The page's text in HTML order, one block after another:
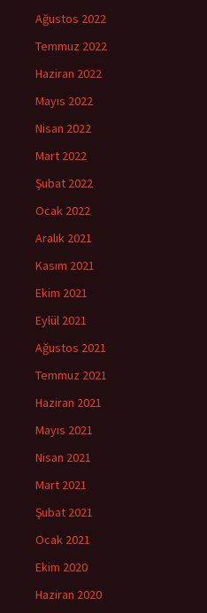
Ağustos 2022
Temmuz 2022
Haziran 2022
Mayıs 2022
Nisan 2022
Mart 2022
Şubat 2022
Ocak 2022
Aralık 2021
Kasım 2021
Ekim 2021
Eylül 2021
Ağustos 2021
Temmuz 2021
Haziran 2021
Mayıs 2021
Nisan 2021
Mart 2021
Şubat 2021
Ocak 2021
Ekim 2020
Haziran 2020